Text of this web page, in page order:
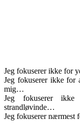
Jeg fokuserer ikke for
Jeg fokuserer ikke for
mig…
Jeg fokuserer
strandløvinde…
Jeg fokuserer nærmest